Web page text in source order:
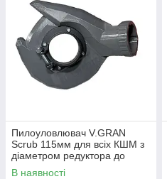
Пилоуловлювач V.GRAN
Scrub 115мм для всіх КШМ з
діаметром редуктора до
44мм
В наявності